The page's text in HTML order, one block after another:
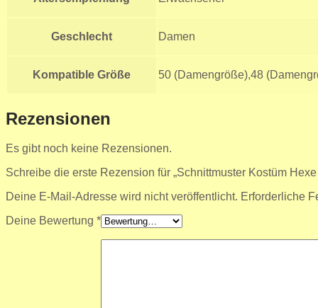
Geschlecht Damen
Kompatible Größe 50 (Damengröße),48
Rezensionen
Es gibt noch keine Rezensionen.
Schreibe die erste Rezension für „Schnittmuster Kostüm
Deine E-Mail-Adresse wird nicht veröffentlicht. Erforderliche
Deine Bewertung *